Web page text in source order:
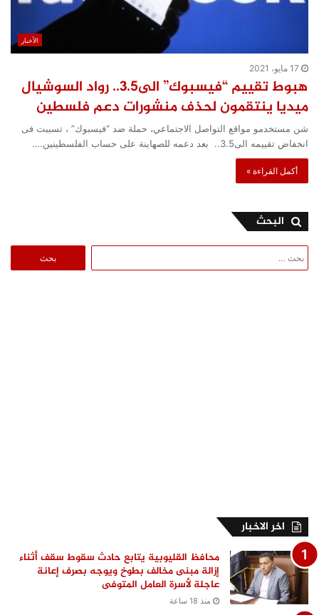
الأخبار
17 مايو، 2021
هبوط تقييم “فيسبوك” الى3.5.. رواد السوشيال
ميديا ينتقمون لحذف منشورات دعم فلسطين
شن مستخدمو مواقع التواصل الاجتماعي، حملة ضد “فيسبوك” ، تسببت فى
انخفاض تقييمه الى3.5.. بعد دعمه للصهاينة على حساب الفلسطينين.…
أكمل القراءة »
البحث
عن:
اخر الاخبار
محافظ القليوبية يتابع حادث سقوط سقف أثناء
إزالة مبنى مخالف بطوخ ويوجه بصرف إعانة
عاجلة لأسرة العامل المتوفى
منذ 18 ساعة